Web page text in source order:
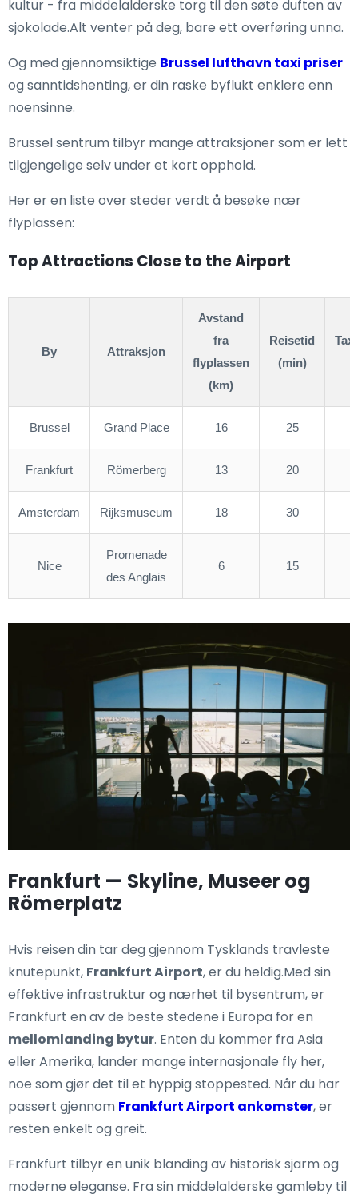
kultur - fra middelalderske torg til den søte duften av
sjokolade.Alt venter på deg, bare ett overføring unna.
Og med gjennomsiktige Brussel lufthavn taxi priser
og sanntidshenting, er din raske byflukt enklere enn
noensinne.
Brussel sentrum tilbyr mange attraksjoner som er lett
tilgjengelige selv under et kort opphold.
Her er en liste over steder verdt å besøke nær
flyplassen:
Top Attractions Close to the Airport
By Attraksjon
Avstand
fra
flyplassen
(km)
Reisetid
(min)
Brussel Grand Place 16 25
Frankfurt Römerberg 13 20
Amsterdam Rijksmuseum 18 30
Nice
Promenade
des Anglais
6 15
Frankfurt — Skyline, Museer og
Römerplatz
Hvis reisen din tar deg gjennom Tysklands travleste
knutepunkt, Frankfurt Airport, er du heldig.Med sin
effektive infrastruktur og nærhet til bysentrum, er
Frankfurt en av de beste stedene i Europa for en
mellomlanding bytur. Enten du kommer fra Asia
eller Amerika, lander mange internasjonale fly her,
noe som gjør det til et hyppig stoppested. Når du har
passert gjennom Frankfurt Airport ankomster, er
resten enkelt og greit.
Frankfurt tilbyr en unik blanding av historisk sjarm og
moderne eleganse. Fra sin middelalderske gamleby til